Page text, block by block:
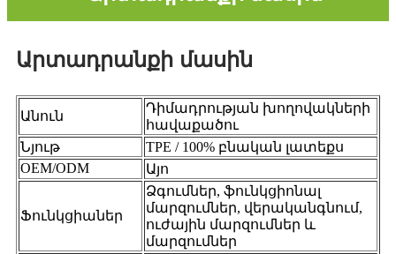
Արտադրանքի մասին
Անուն
Դիմադրության խողովակների
հավաքածու
Նյութ
TPE / 100% բնական լատեքս
OEM/ODM
Այո
Ֆունկցիաներ
Ձգումներ, ֆունկցիոնալ
մարզումներ, վերականգնում,
ուժային մարզումներ և
մարզումներ